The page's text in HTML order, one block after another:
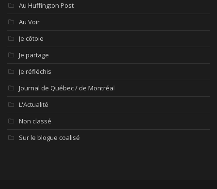
Au Huffington Post
Au Voir
Je côtoie
Je partage
Je réfléchis
Journal de Québec / de Montréal
L'Actualité
Non classé
Sur le blogue coalisé